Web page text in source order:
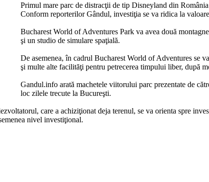
Primul mare parc de distracţii de tip Disneyland din
Conform reporterilor Gândul, investiţia se va ridica la
Bucharest World of Adventures Park va avea două
şi un studio de simulare spaţială.
De asemenea, în cadrul Bucharest World of Adventures se
şi multe alte facilităţi pentru petrecerea timpului liber, după
Gandul.info arată machetele viitorului parc prezentate de
loc zilele trecute la Bucureşti.
care a achiziţionat deja terenul, se va orienta spre
nivel investiţional.